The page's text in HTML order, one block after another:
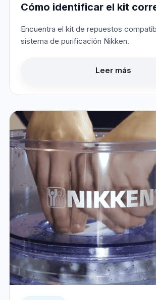
Cómo identificar el kit
Encuentra el kit de repuestos
sistema de purificación Nikken.
Leer más